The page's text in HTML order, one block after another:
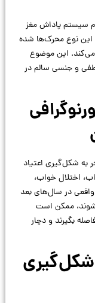
سیستم پاداش مغز
این نوع محرک‌ها شده
می‌کند. این موضوع
و جنسی سالم در
به شکل‌گیری اعتیاد
اختلال خواب،
در سال‌های بعد
ممکن است
بگیرند و دچار